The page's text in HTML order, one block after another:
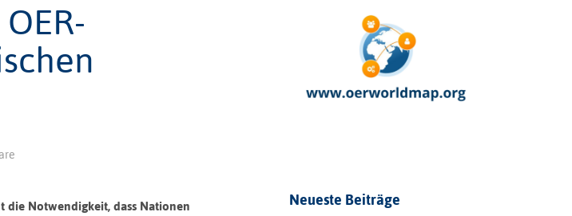
die Notwendigkeit, dass Nationen
Neueste Beiträge